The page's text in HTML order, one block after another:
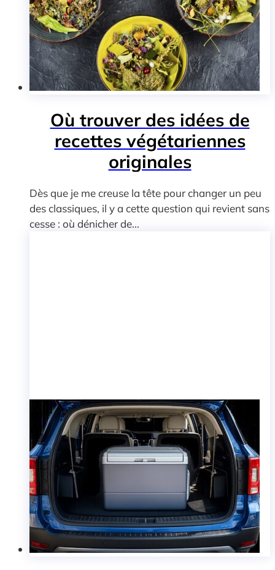
Où trouver des idées de
recettes végétariennes
originales
Dès que je me creuse la tête pour changer un peu
des classiques, il y a cette question qui revient sans
cesse : où dénicher de...